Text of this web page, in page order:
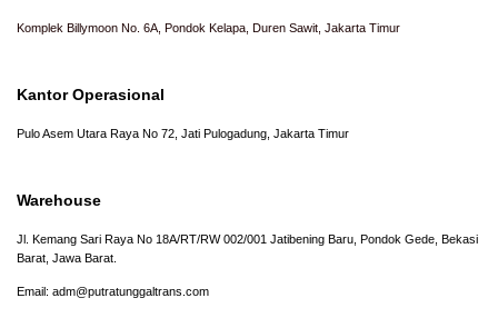
Komplek Billymoon No. 6A, Pondok Kelapa, Duren Sawit, Jakarta Timur
Kantor Operasional
Pulo Asem Utara Raya No 72, Jati Pulogadung, Jakarta Timur
Warehouse
Jl. Kemang Sari Raya No 18A/RT/RW 002/001 Jatibening Baru, Pondok Gede, Bekasi
Barat, Jawa Barat.
Email: adm@putratunggaltrans.com